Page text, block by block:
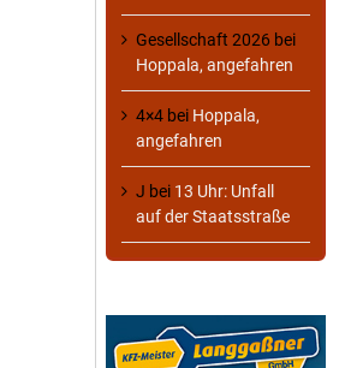
Gesellschaft 2026 bei
Hoppala, angefahren
4×4 bei Hoppala,
angefahren
J bei 13 Uhr: Unfall
auf der Staatsstraße